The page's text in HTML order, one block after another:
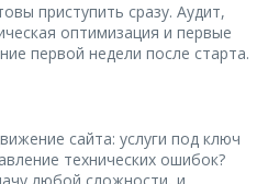
приступить сразу. Аудит,
оптимизация и первые
первой недели после старта.
сайта: услуги под ключ
технических ошибок?